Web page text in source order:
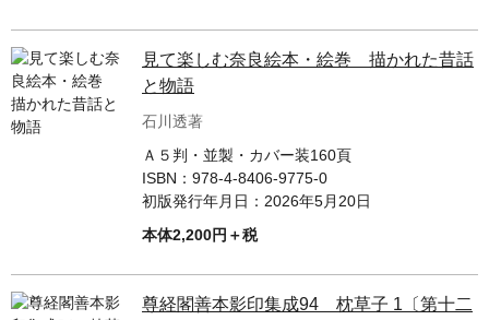
見て楽しむ奈良絵本・絵巻 描かれた昔話
と物語
石川透著
Ａ５判・並製・カバー装160頁
ISBN： 978-4-8406-9775-0
初版発行年月日： 2026年5月20日
本体2,200円＋税
尊経閣善本影印集成94 枕草子 1〔第十二